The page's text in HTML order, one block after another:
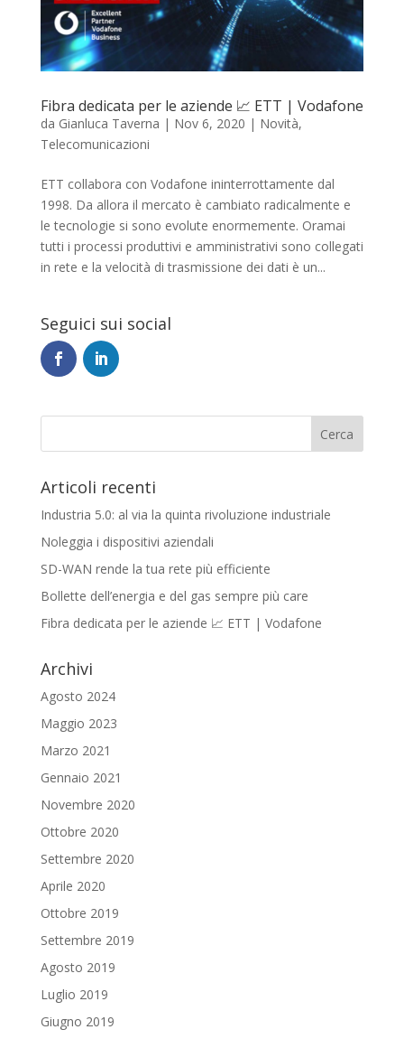
Fibra dedicata per le aziende 📈 ETT | Vodafone
da Gianluca Taverna | Nov 6, 2020 | Novità,
Telecomunicazioni
ETT collabora con Vodafone ininterrottamente dal
1998. Da allora il mercato è cambiato radicalmente e
le tecnologie si sono evolute enormemente. Oramai
tutti i processi produttivi e amministrativi sono collegati
in rete e la velocità di trasmissione dei dati è un...
Seguici sui social
Articoli recenti
Industria 5.0: al via la quinta rivoluzione industriale
Noleggia i dispositivi aziendali
SD-WAN rende la tua rete più efficiente
Bollette dell’energia e del gas sempre più care
Fibra dedicata per le aziende 📈 ETT | Vodafone
Archivi
Agosto 2024
Maggio 2023
Marzo 2021
Gennaio 2021
Novembre 2020
Ottobre 2020
Settembre 2020
Aprile 2020
Ottobre 2019
Settembre 2019
Agosto 2019
Luglio 2019
Giugno 2019